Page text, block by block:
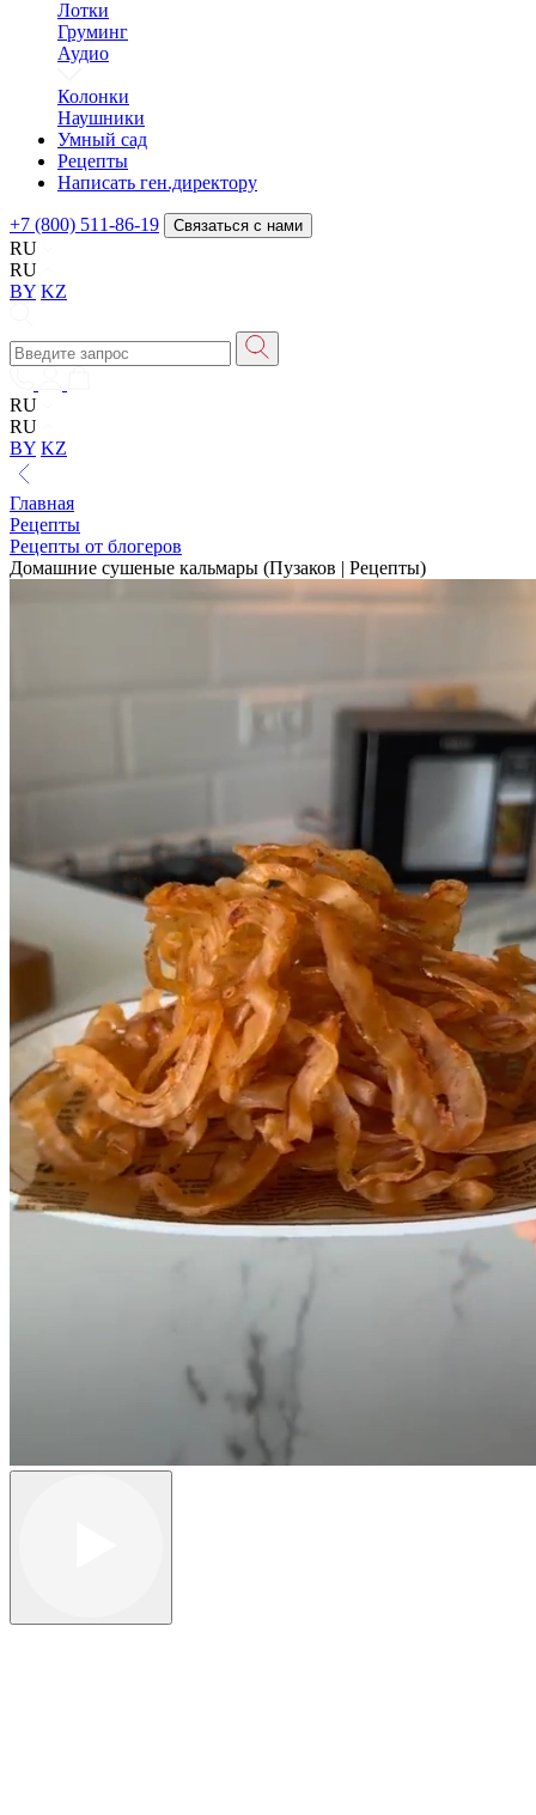
Лотки
Груминг
Аудио
Колонки
Наушники
Умный сад
Рецепты
Написать ген.директору
+7 (800) 511-86-19 Связаться с нами
RU
RU
BY KZ
RU
RU
BY KZ
Главная
Рецепты
Рецепты от блогеров
Домашние сушеные кальмары (Пузаков | Рецепты)